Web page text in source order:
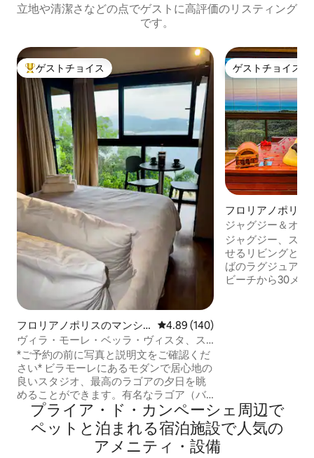
立地や清潔さなどの点でゲストに高評価のリスティング
です。
大好評のゲストチョイスです。
ゲストチョイス
フロリアノポリスのマンシ
ョン・アパート
レビュー140件、5つ星中4.89つ
4.89 (140)
ヴィラ・モーレ・ベッラ・ヴィスタ、ス
タジオ2 c/ビュー/ジャグジー/バーベキュ
ー
*ご予約の前に写真と説明文をご確認くだ
さい* ビラモーレにあるモダンで居心地の
良いスタジオ、最高のラゴアの夕日を眺
めることができます。有名なラゴア（バ
ー、食事、音楽）とプライア・モレ（サ
ービス、サーファー）まで徒歩5分。 ゲス
トはプライベートスタジオを利用できま
す。プライベートデジタルエントリー、
ゲストチョイス
ゲストチョイス
フロリアノポリス
ン・アパート
ジャグジー＆オー
に足を伸ばせる、
ジャグジー、スイ
せるリビングとキ
ばのラグジュアリ
ビーチから30メ
トラン、ハンバ
屋、スーパーの近
ます！
プライア・ド・カンペーシェ周⁠辺⁠で
ペ⁠ッ⁠ト⁠と泊⁠ま⁠れ⁠る宿⁠泊⁠施⁠設⁠で人⁠気⁠の
ア⁠メ⁠ニ⁠テ⁠ィ・設⁠備